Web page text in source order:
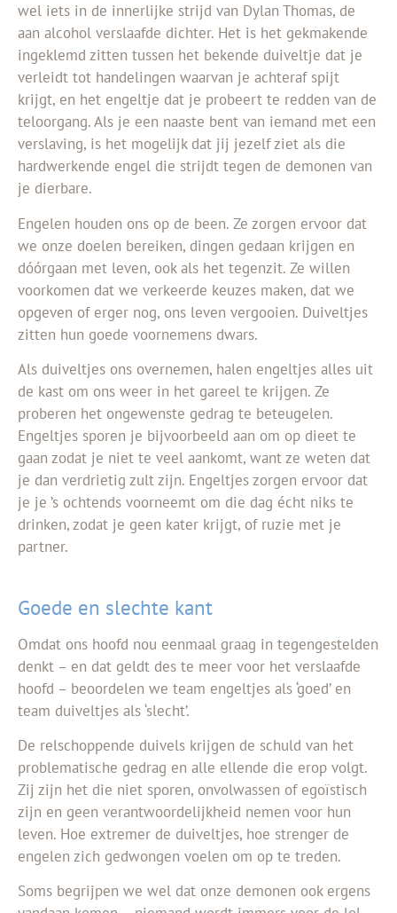
wel iets in de innerlijke strijd van Dylan Thomas, de
aan alcohol verslaafde dichter. Het is het gekmakende
ingeklemd zitten tussen het bekende duiveltje dat je
verleidt tot handelingen waarvan je achteraf spijt
krijgt, en het engeltje dat je probeert te redden van de
teloorgang. Als je een naaste bent van iemand met een
verslaving, is het mogelijk dat jij jezelf ziet als die
hardwerkende engel die strijdt tegen de demonen van
je dierbare.
Engelen houden ons op de been. Ze zorgen ervoor dat
we onze doelen bereiken, dingen gedaan krijgen en
dóórgaan met leven, ook als het tegenzit. Ze willen
voorkomen dat we verkeerde keuzes maken, dat we
opgeven of erger nog, ons leven vergooien. Duiveltjes
zitten hun goede voornemens dwars.
Als duiveltjes ons overnemen, halen engeltjes alles uit
de kast om ons weer in het gareel te krijgen. Ze
proberen het ongewenste gedrag te beteugelen.
Engeltjes sporen je bijvoorbeeld aan om op dieet te
gaan zodat je niet te veel aankomt, want ze weten dat
je dan verdrietig zult zijn. Engeltjes zorgen ervoor dat
je je ’s ochtends voorneemt om die dag écht niks te
drinken, zodat je geen kater krijgt, of ruzie met je
partner.
Goede en slechte kant
Omdat ons hoofd nou eenmaal graag in tegengestelden
denkt – en dat geldt des te meer voor het verslaafde
hoofd – beoordelen we team engeltjes als ‘goed’ en
team duiveltjes als ‘slecht’.
De relschoppende duivels krijgen de schuld van het
problematische gedrag en alle ellende die erop volgt.
Zij zijn het die niet sporen, onvolwassen of egoïstisch
zijn en geen verantwoordelijkheid nemen voor hun
leven. Hoe extremer de duiveltjes, hoe strenger de
engelen zich gedwongen voelen om op te treden.
Soms begrijpen we wel dat onze demonen ook ergens